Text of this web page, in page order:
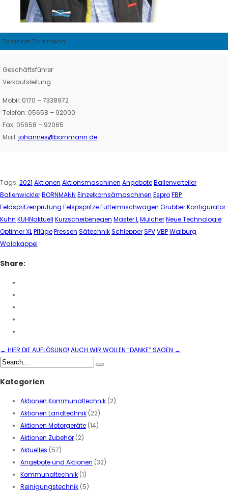
Johannes Bornmann
Geschäftsführer
Verkaufsleitung
Mobil: 0170 – 7338972
Telefon: 05658 – 92000
Fax: 05658 – 92065
Mail: johannes@bornmann.de
Tags: 2021 Aktionen Aktionsmaschinen AngeboteBallenverteiler
BallenwicklerBORNMANN Einzelkornsämaschinen EsproFBP
Feldspritzenprüfung FelspspritzeFuttermischwagen GrubberKonfigurator
Kuhn KUHNaktuell Kurzscheibenegen Master LMulcherNeue Technologie
Optimer XLPflügePressen SätechnikSchlepperSPVVBPWalburg
Waldkappel
Share:
← HIER DIE AUFLÖSUNG! AUCH WIR WOLLEN “DANKE” SAGEN →
Kategorien
Aktionen Kommunaltechnik (2)
Aktionen Landtechnik (22)
Aktionen Motorgeräte (14)
Aktionen Zubehör (2)
Aktuelles (57)
Angebote und Aktionen (32)
Kommunaltechnik (1)
Reinigungstechnik (5)